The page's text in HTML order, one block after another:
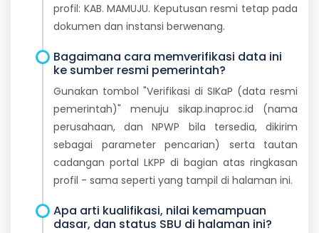
profil: KAB. MAMUJU. Keputusan resmi tetap pada
dokumen dan instansi berwenang.
Bagaimana cara memverifikasi data ini
ke sumber resmi pemerintah?
Gunakan tombol "Verifikasi di SIKaP (data resmi
pemerintah)" menuju sikap.inaproc.id (nama
perusahaan, dan NPWP bila tersedia, dikirim
sebagai parameter pencarian) serta tautan
cadangan portal LKPP di bagian atas ringkasan
profil - sama seperti yang tampil di halaman ini.
Apa arti kualifikasi, nilai kemampuan
dasar, dan status SBU di halaman ini?